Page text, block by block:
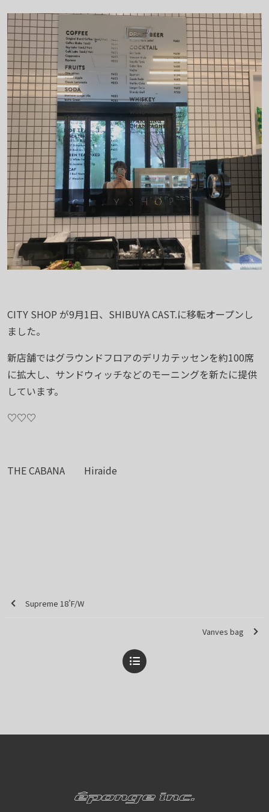
CITY SHOP が9月1日、SHIBUYA CAST.に移転オープンし
ました。
新店舗ではグラウンドフロアのデリカテッセンを約100席
に拡大し、サンドウィッチなどのモーニングを新たに提供
しています。
♡♡♡
THE CABANA Hiraide
Supreme 18’F/W
Vanves bag